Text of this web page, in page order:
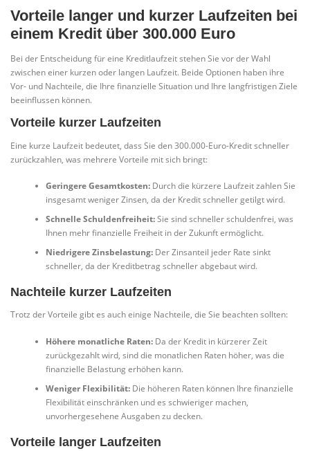
Vorteile langer und kurzer Laufzeiten bei
einem Kredit über 300.000 Euro
Bei der Entscheidung für eine Kreditlaufzeit stehen Sie vor der Wahl
zwischen einer kurzen oder langen Laufzeit. Beide Optionen haben ihre
Vor- und Nachteile, die Ihre finanzielle Situation und Ihre langfristigen Ziele
beeinflussen können.
Vorteile kurzer Laufzeiten
Eine kurze Laufzeit bedeutet, dass Sie den 300.000-Euro-Kredit schneller
zurückzahlen, was mehrere Vorteile mit sich bringt:
Geringere Gesamtkosten:Durch die kürzere Laufzeit zahlen Sie
insgesamt weniger Zinsen, da der Kredit schneller getilgt wird.
Schnelle Schuldenfreiheit:Sie sind schneller schuldenfrei, was
Ihnen mehr finanzielle Freiheit in der Zukunft ermöglicht.
Niedrigere Zinsbelastung:Der Zinsanteil jeder Rate sinkt
schneller, da der Kreditbetrag schneller abgebaut wird.
Nachteile kurzer Laufzeiten
Trotz der Vorteile gibt es auch einige Nachteile, die Sie beachten sollten:
Höhere monatliche Raten:Da der Kredit in kürzerer Zeit
zurückgezahlt wird, sind die monatlichen Raten höher, was die
finanzielle Belastung erhöhen kann.
Weniger Flexibilität:Die höheren Raten können Ihre finanzielle
Flexibilität einschränken und es schwieriger machen,
unvorhergesehene Ausgaben zu decken.
Vorteile langer Laufzeiten